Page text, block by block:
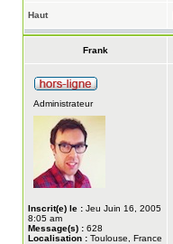
Haut
Frank
Administrateur
Inscrit(e) le : Jeu Juin 16, 2005
8:05 am
Message(s) : 628
Localisation : Toulouse, France